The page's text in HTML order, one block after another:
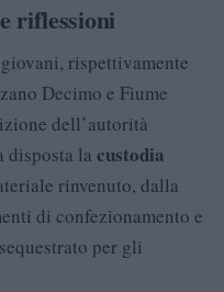
riflessioni
rispettivamente
Decimo e Fiume
dell’autorità
disposta la custodia
rinvenuto, dalla
di confezionamento e
per gli